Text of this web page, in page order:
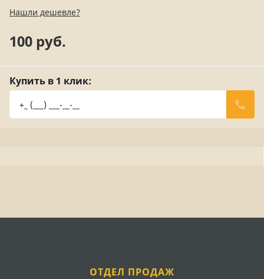
Нашли дешевле?
100 руб.
Купить в 1 клик:
ОТДЕЛ ПРОДАЖ